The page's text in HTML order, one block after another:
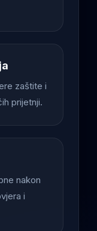
zaštite i
prijetnji.
nakon
i